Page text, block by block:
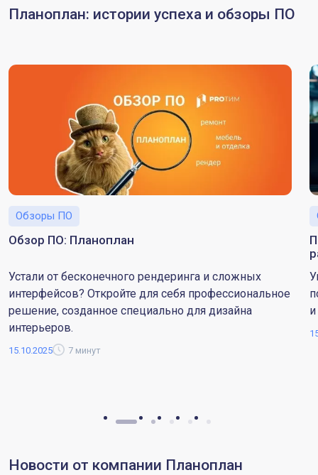
Планоплан: истории успеха и обзоры ПО
Обзор ПО: Планоплан
Обзоры ПО
Устали от бесконечного рендеринга и сложных
интерфейсов? Откройте для себя профессиональное
решение, созданное специально для дизайна
интерьеров.
полный_текст_статьи_анонс
15.10.2025 7 минут
Новости от компании Планоплан